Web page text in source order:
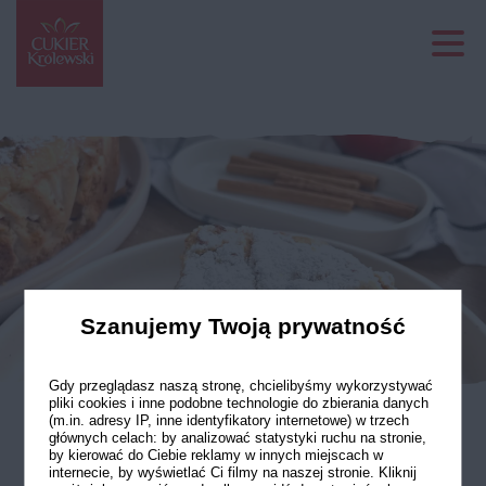
Szarlotka z czerstwych
Szanujemy Twoją prywatność
Gdy przeglądasz naszą stronę, chcielibyśmy wykorzystywać
pliki cookies i inne podobne technologie do zbierania danych
(m.in. adresy IP, inne identyfikatory internetowe) w trzech
głównych celach: by analizować statystyki ruchu na stronie,
by kierować do Ciebie reklamy w innych miejscach w
internecie, by wyświetlać Ci filmy na naszej stronie. Kliknij